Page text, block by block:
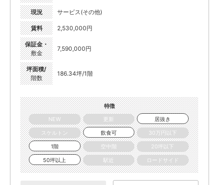
現況 サービス(その他)
賃料 2,530,000円
保証金・
敷金
7,590,000円
坪面積/
階数
186.34坪/1階
特徴
NEW
更新
居抜き
スケルトン
飲食可
30万円以下
1階
空中階
20坪以下
50坪以上
駅近 ロードサイド